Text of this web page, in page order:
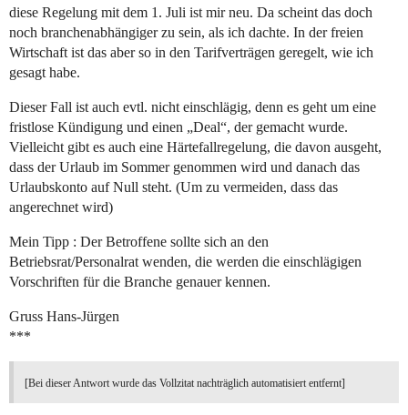
diese Regelung mit dem 1. Juli ist mir neu. Da scheint das doch
noch branchenabhängiger zu sein, als ich dachte. In der freien
Wirtschaft ist das aber so in den Tarifverträgen geregelt, wie ich
gesagt habe.
Dieser Fall ist auch evtl. nicht einschlägig, denn es geht um eine
fristlose Kündigung und einen „Deal“, der gemacht wurde.
Vielleicht gibt es auch eine Härtefallregelung, die davon ausgeht,
dass der Urlaub im Sommer genommen wird und danach das
Urlaubskonto auf Null steht. (Um zu vermeiden, dass das
angerechnet wird)
Mein Tipp : Der Betroffene sollte sich an den
Betriebsrat/Personalrat wenden, die werden die einschlägigen
Vorschriften für die Branche genauer kennen.
Gruss Hans-Jürgen
***
[Bei dieser Antwort wurde das Vollzitat nachträglich automatisiert entfernt]